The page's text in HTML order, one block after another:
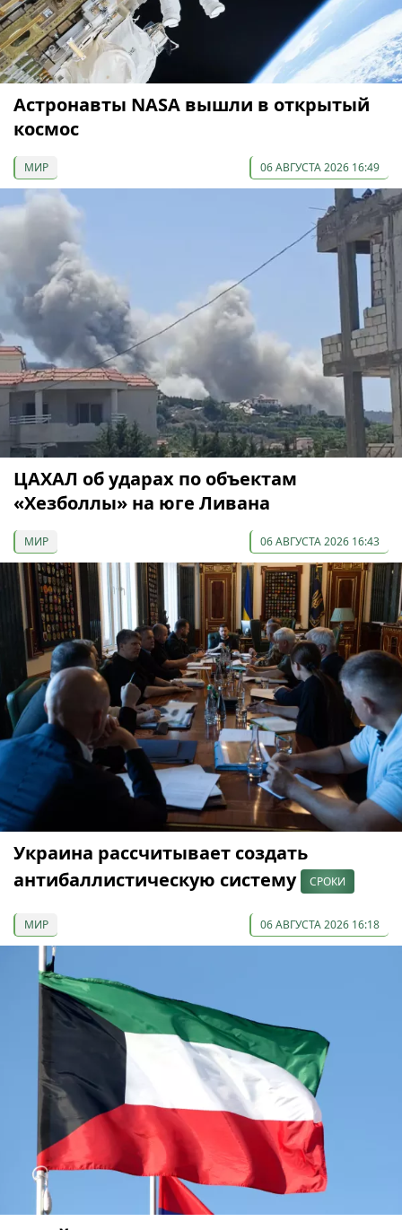
Астронавты NASA вышли в открытый
космос
МИР 06 АВГУСТА 2026 16:49
ЦАХАЛ об ударах по объектам
«Хезболлы» на юге Ливана
МИР 06 АВГУСТА 2026 16:43
Украина рассчитывает создать
антибаллистическую систему
СРОКИ
МИР 06 АВГУСТА 2026 16:18